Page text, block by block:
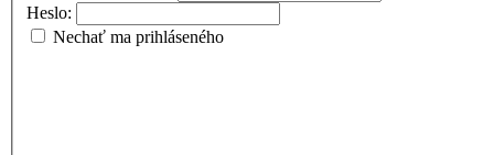
Heslo:
Nechať ma prihláseného